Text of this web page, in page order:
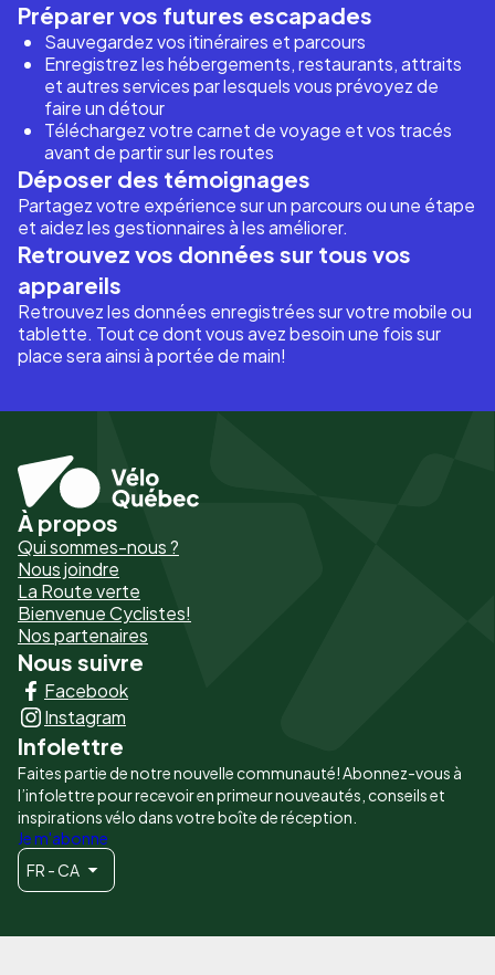
Préparer vos futures escapades
Sauvegardez vos itinéraires et parcours
Enregistrez les hébergements, restaurants, attraits
et autres services par lesquels vous prévoyez de
faire un détour
Téléchargez votre carnet de voyage et vos tracés
avant de partir sur les routes
Déposer des témoignages
Partagez votre expérience sur un parcours ou une étape
et aidez les gestionnaires à les améliorer.
Retrouvez vos données sur tous vos
appareils
Retrouvez les données enregistrées sur votre mobile ou
tablette. Tout ce dont vous avez besoin une fois sur
place sera ainsi à portée de main!
Pied
de
page
-
Liens
principaux
À propos
Qui sommes-nous ?
Nous joindre
La Route verte
Bienvenue Cyclistes!
Nos partenaires
Nous suivre
Facebook
Instagram
Infolettre
Faites partie de notre nouvelle communauté! Abonnez-vous à
l’infolettre pour recevoir en primeur nouveautés, conseils et
inspirations vélo dans votre boîte de réception.
Je m'abonne
FR - CA